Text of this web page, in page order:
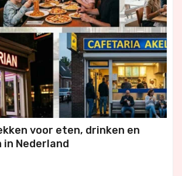
voor eten, drinken en
Nederland